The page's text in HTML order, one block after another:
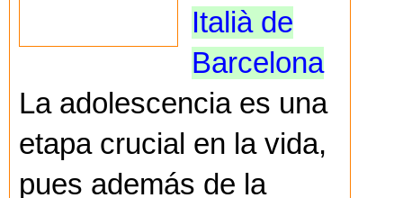
Italià de
Barcelona
La adolescencia es una
etapa crucial en la vida,
pues además de la